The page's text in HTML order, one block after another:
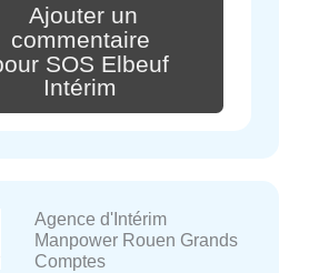
Ajouter un
commentaire
SOS Elbeuf
Intérim
Agence d'Intérim
Manpower Rouen Grands
Comptes